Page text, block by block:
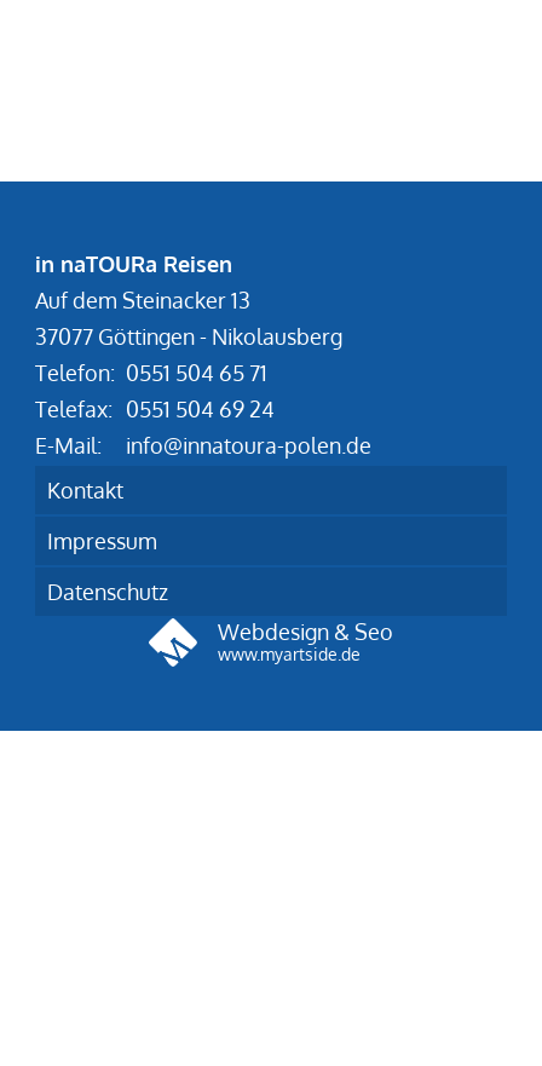
in naTOURa Reisen
Auf dem Steinacker 13
37077 Göttingen - Nikolausberg
Telefon: 0551 504 65 71
Telefax: 0551 504 69 24
E-Mail:
info@innatoura-polen.de
Kontakt
Impressum
Datenschutz
Webdesign & Seo
www.myartside.de